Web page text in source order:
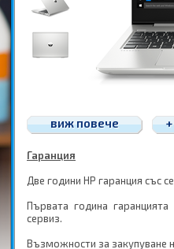
виж повече
Гаранция
Две години HP гаранция със
Първата година
сервиз.
Възможности за закупуване